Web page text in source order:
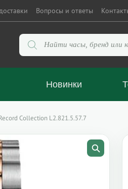
Вопросы и ответы
Поиск
товаров
Новинки
Collection L2.821.5.57.7